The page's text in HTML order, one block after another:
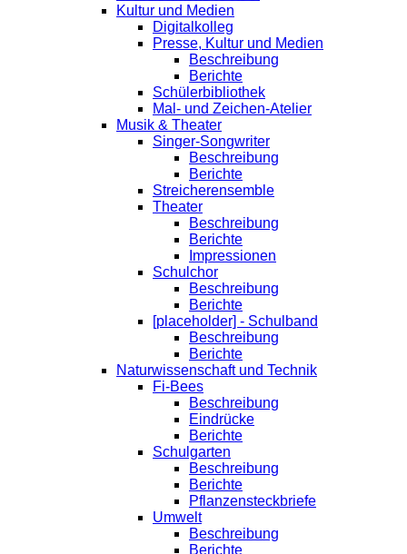
Kultur und Medien
Digitalkolleg
Presse, Kultur und Medien
Beschreibung
Berichte
Schülerbibliothek
Mal- und Zeichen-Atelier
Musik & Theater
Singer-Songwriter
Beschreibung
Berichte
Streicherensemble
Theater
Beschreibung
Berichte
Impressionen
Schulchor
Beschreibung
Berichte
[placeholder] - Schulband
Beschreibung
Berichte
Naturwissenschaft und Technik
Fi-Bees
Beschreibung
Eindrücke
Berichte
Schulgarten
Beschreibung
Berichte
Pflanzensteckbriefe
Umwelt
Beschreibung
Berichte